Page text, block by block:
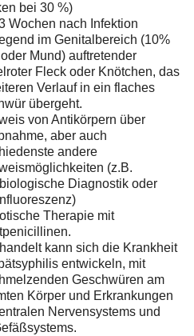
bei 30 %)
Wochen nach Infektion
im Genitalbereich (10%
Mund) auftretender
Fleck oder Knötchen, das
Verlauf in ein flaches
übergeht.
von Antikörpern über
aber auch
andere
(z.B.
Diagnostik oder
Therapie mit
kann sich die Krankheit
entwickeln, mit
Geschwüren am
Körper und Erkrankungen
Nervensystems und